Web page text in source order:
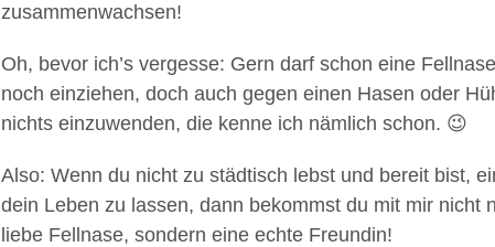
zusammenwachsen!
Oh, bevor ich’s vergesse: Gern darf schon eine
noch einziehen, doch auch gegen einen Hasen oder
nichts einzuwenden, die kenne ich nämlich schon. 😉
Also: Wenn du nicht zu städtisch lebst und bereit bist,
dein Leben zu lassen, dann bekommst du mit mir nicht
liebe Fellnase, sondern eine echte Freundin!